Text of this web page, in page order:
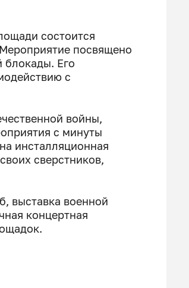
состоится
посвящено
блокады. Его
с
войны,
с минуты
инсталляционная
сверстников,
выставка военной
концертная